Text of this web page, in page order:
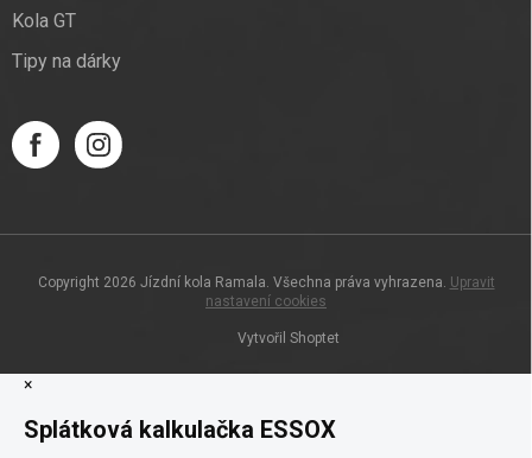
Kola GT
Tipy na dárky
Vytvořil Shoptet
Copyright 2026 Jízdní kola Ramala. Všechna práva vyhrazena. Upravit
nastavení cookies
×
Splátková kalkulačka ESSOX